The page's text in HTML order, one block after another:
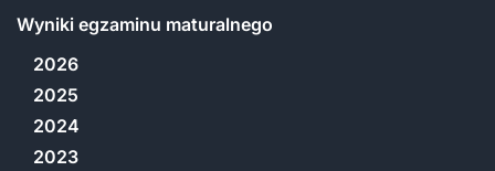
Wyniki egzaminu maturalnego
2026
2025
2024
2023